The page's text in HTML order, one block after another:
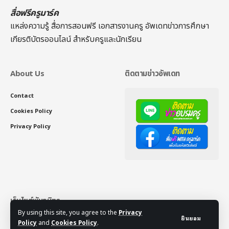
By using this site, you agree to the Privacy
Policy and Cookies Policy.
ยินยอม
สื่อฟรีครูมาร์ค
แหล่งความรู้ สื่อการสอนฟรี เอกสารงานครู อัพเดทข่าวการศึกษา
เกียรติบัตรออนไลน์สำหรับครูและนักเรียน
About Us
Contact
Cookies Policy
Privacy Policy
ติดตามข่าวอัพเดท
เว็บไซต์พันธมิตร
เกียรติบัตรออนไลน์